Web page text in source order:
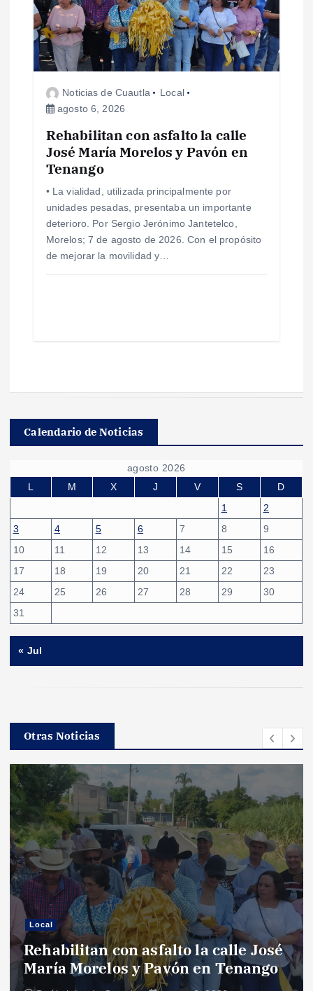
Noticias de Cuautla
Local
agosto 6, 2026
Rehabilitan con asfalto la calle
José María Morelos y Pavón en
Tenango
• La vialidad, utilizada principalmente por
unidades pesadas, presentaba un importante
deterioro. Por Sergio Jerónimo Jantetelco,
Morelos; 7 de agosto de 2026. Con el propósito
de mejorar la movilidad y…
Calendario de Noticias
agosto 2026
L
M X J V S
D
1
2
3
4 5 6 7 8
9
10
11 12 13 14 15
16
17
18 19 20 21 22
23
24
25 26 27 28 29
30
31
« Jul
Otras Noticias
Local
Rehabilitan con asfalto la calle José
María Morelos y Pavón en Tenango